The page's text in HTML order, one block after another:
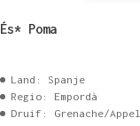
És* Poma
Land: Spanje
Regio: Empordà
Druif: Grenache/Appel